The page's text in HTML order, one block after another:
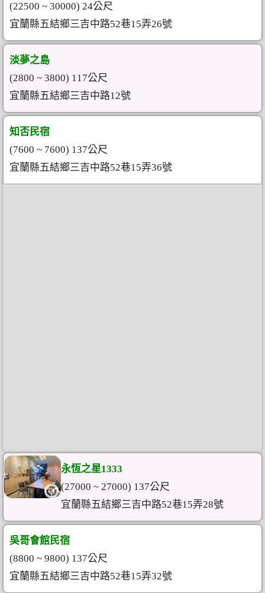
(22500 ~ 30000) 24公尺
宜蘭縣五結鄉三吉中路52巷15弄26號
淡夢之島
(2800 ~ 3800) 117公尺
宜蘭縣五結鄉三吉中路12號
知否民宿
(7600 ~ 7600) 137公尺
宜蘭縣五結鄉三吉中路52巷15弄36號
永恆之星1333
(27000 ~ 27000) 137公尺
宜蘭縣五結鄉三吉中路52巷15弄28號
吳哥會館民宿
(8800 ~ 9800) 137公尺
宜蘭縣五結鄉三吉中路52巷15弄32號